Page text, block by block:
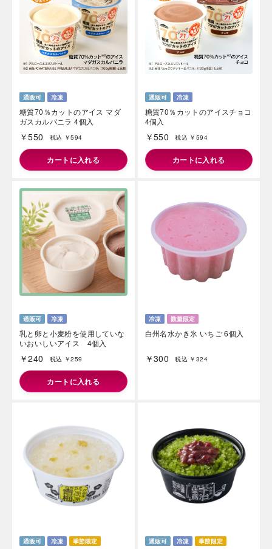
糖質70％カットのアイス マダ
ガスカルバニラ 4個入
￥550 税込 ￥594
カートに入れる
糖質70％カットのアイスチョコ
4個入
￥550 税込 ￥594
カートに入れる
乳と卵と小麦粉を使用していな
いおいしいアイス 4個入
￥240 税込 ￥259
カートに入れる
白州名水かき氷 いちご 6個入
￥300 税込 ￥324